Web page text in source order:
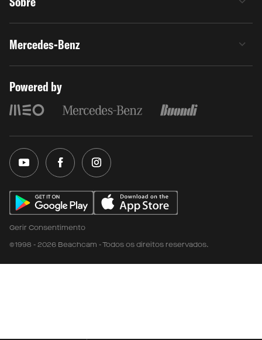
Mercedes-Benz
Powered by
Gerir Consentimento
©1998 - 2026 Beachcam - Todos os direitos reservados.